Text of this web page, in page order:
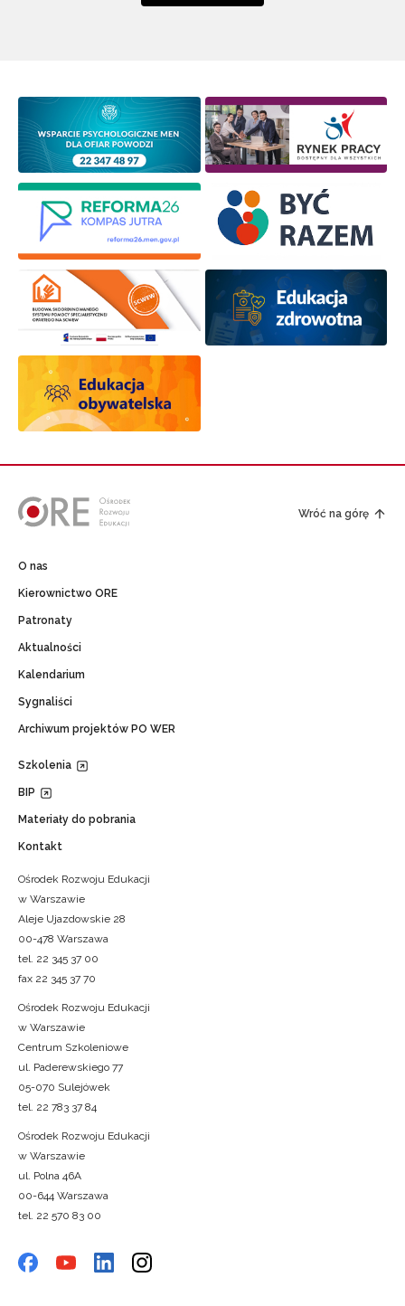
Wróć na górę
O nas
Kierownictwo ORE
Patronaty
Aktualności
Kalendarium
Sygnaliści
Archiwum projektów PO WER
Szkolenia
BIP
Materiały do pobrania
Kontakt
Ośrodek Rozwoju Edukacji
w Warszawie
Aleje Ujazdowskie 28
00-478 Warszawa
tel. 22 345 37 00
fax 22 345 37 70
Ośrodek Rozwoju Edukacji
w Warszawie
Centrum Szkoleniowe
ul. Paderewskiego 77
05-070 Sulejówek
tel. 22 783 37 84
Ośrodek Rozwoju Edukacji
w Warszawie
ul. Polna 46A
00-644 Warszawa
tel. 22 570 83 00
Newsletter ORE
Zapisz się i bądź na bieżąco z najnowszymi
informacjami
o szkoleniach i programach.
Adres e-mail:
Wyrażam zgodę na przetwarzanie moich danych
osobowych przez ORE w celach marketingowych.
Zapisuję się